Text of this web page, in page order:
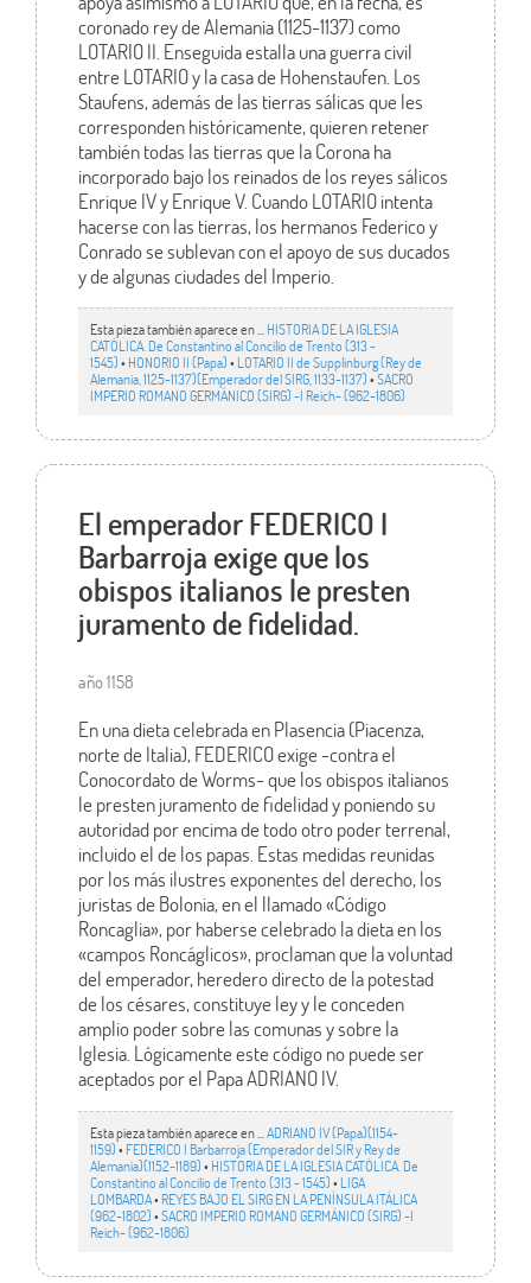
coronado rey de Alemania (1125-1137) como
LOTARIO II. Enseguida estalla una guerra civil
entre LOTARIO y la casa de Hohenstaufen. Los
Staufens, además de las tierras sálicas que les
corresponden históricamente, quieren retener
también todas las tierras que la Corona ha
incorporado bajo los reinados de los reyes sálicos
Enrique IV y Enrique V. Cuando LOTARIO intenta
hacerse con las tierras, los hermanos Federico y
Conrado se sublevan con el apoyo de sus ducados
y de algunas ciudades del Imperio.
Esta pieza también aparece en ... HISTORIA DE LA IGLESIA
CATÓLICA. De Constantino al Concilio de Trento (313 -
1545)• HONORIO II (Papa)• LOTARIO II de Supplinburg (Rey de
Alemania, 1125-1137)(Emperador del SIRG, 1133-1137)•SACRO
IMPERIO ROMANO GERMÁNICO (SIRG) -I Reich- (962-1806)
El emperador FEDERICO I
Barbarroja exige que los
obispos italianos le presten
juramento de fidelidad.
año 1158
En una dieta celebrada en Plasencia (Piacenza,
norte de Italia), FEDERICO exige -contra el
Conocordato de Worms- que los obispos italianos
le presten juramento de fidelidad y poniendo su
autoridad por encima de todo otro poder terrenal,
incluido el de los papas. Estas medidas reunidas
por los más ilustres exponentes del derecho, los
juristas de Bolonia, en el llamado «Código
Roncaglia», por haberse celebrado la dieta en los
«campos Roncáglicos», proclaman que la voluntad
del emperador, heredero directo de la potestad
de los césares, constituye ley y le conceden
amplio poder sobre las comunas y sobre la
Iglesia. Lógicamente este código no puede ser
aceptados por el Papa ADRIANO IV.
Esta pieza también aparece en ... ADRIANO IV (Papa)(1154-
1159)• FEDERICO I Barbarroja (Emperador del SIR y Rey de
Alemania)(1152-1189)• HISTORIA DE LA IGLESIA CATÓLICA. De
Constantino al Concilio de Trento (313 - 1545)• LIGA
LOMBARDA• REYES BAJO EL SIRG EN LA PENÍNSULA ITÁLICA
(962-1802)•SACRO IMPERIO ROMANO GERMÁNICO (SIRG) -I
Reich- (962-1806)